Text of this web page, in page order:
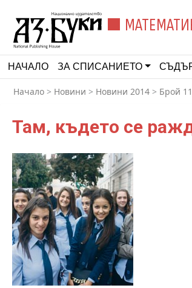
НАЧАЛО ЗА СПИСАНИЕТО
Начало > Новини > Новини 2014 > Брой
Там, където се